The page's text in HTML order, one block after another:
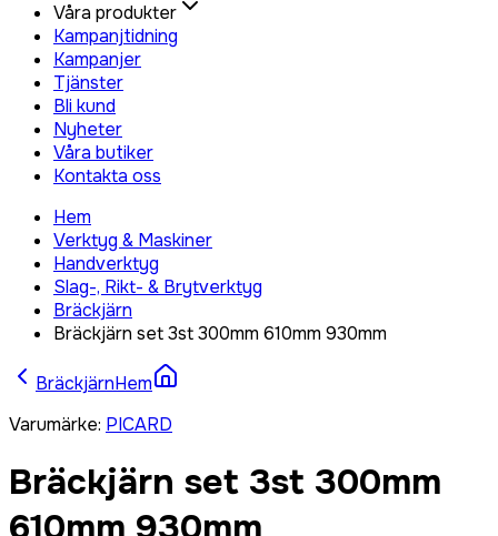
Våra produkter
Kampanjtidning
Kampanjer
Tjänster
Bli kund
Nyheter
Våra butiker
Kontakta oss
Hem
Verktyg & Maskiner
Handverktyg
Slag-, Rikt- & Brytverktyg
Bräckjärn
Bräckjärn set 3st 300mm 610mm 930mm
BräckjärnHem
Varumärke: PICARD
Bräckjärn set 3st 300mm